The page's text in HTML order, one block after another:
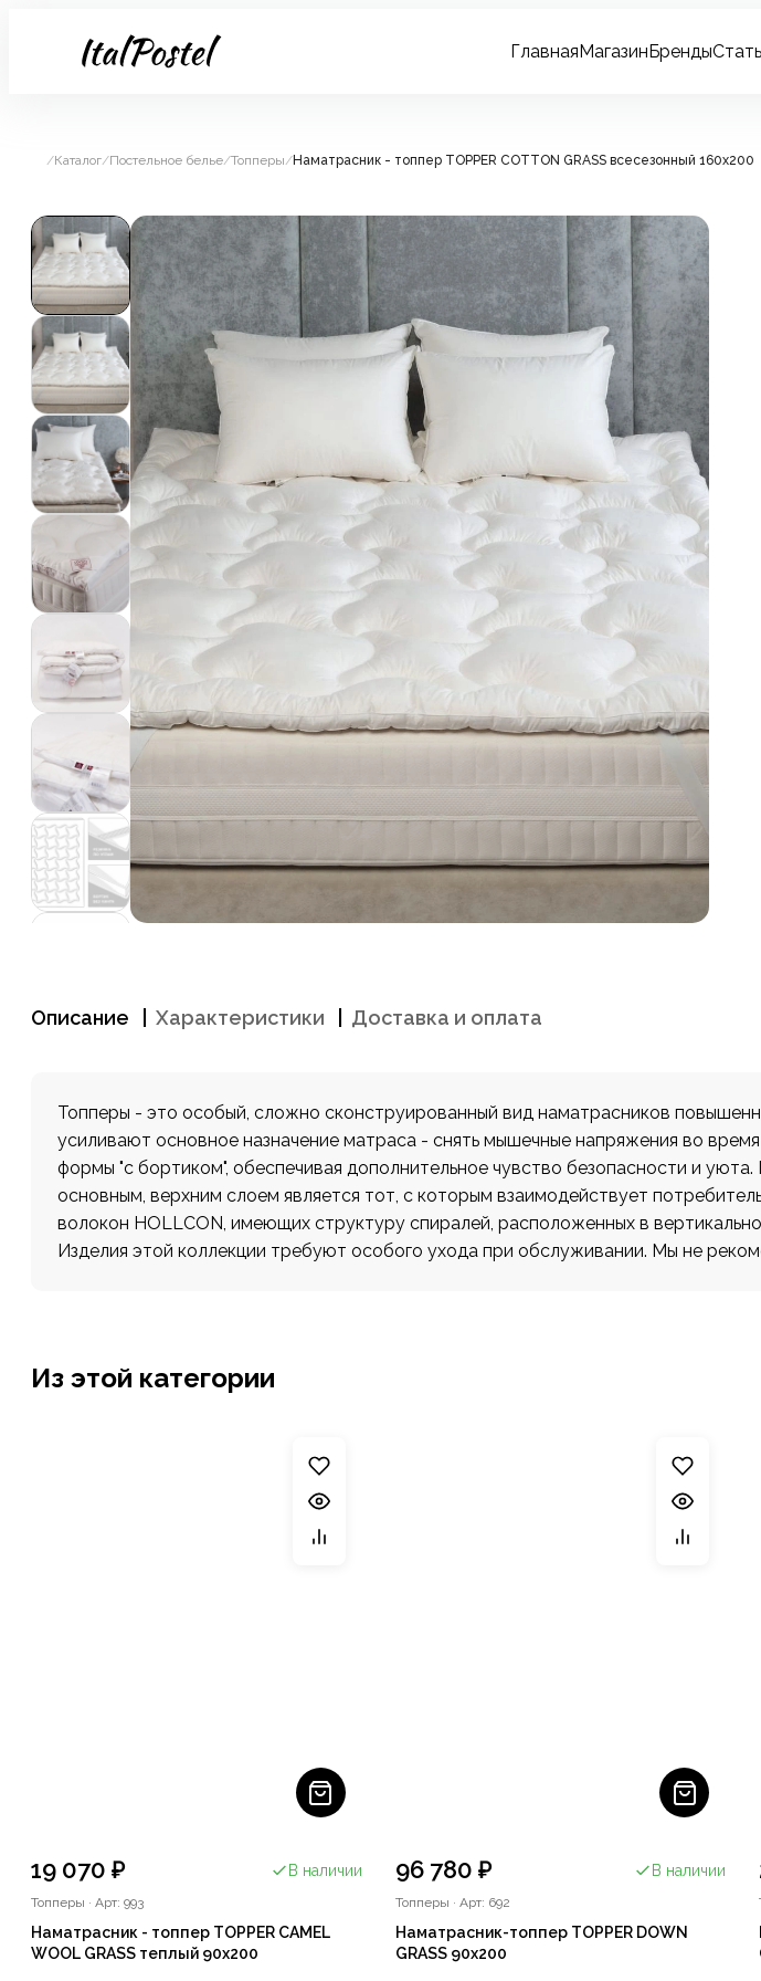
ГлавнаяМагазинБренды
/Каталог/Постельное белье/Топперы/Наматрасник - топпер TOPPER COTTON GRASS всесезонный 160x200
Описание Характеристики Доставка и оплата
Топперы - это особый, сложно сконструированный вид наматрасников
усиливают основное назначение матраса - снять мышечные напряжения во
формы "с бортиком", обеспечивая дополнительное чувство безопасности и
основным, верхним слоем является тот, с которым взаимодействует
волокон HOLLCON, имеющих структуру спиралей, расположенных в
Изделия этой коллекции требуют особого ухода при обслуживании. Мы не
Из этой категории
19 070 ₽ В наличии
Топперы · Арт: 993
Наматрасник - топпер TOPPER CAMEL
WOOL GRASS теплый 90х200
96 780 ₽ В наличии
Топперы · Арт: 692
Наматрасник-топпер TOPPER DOWN
GRASS 90х200